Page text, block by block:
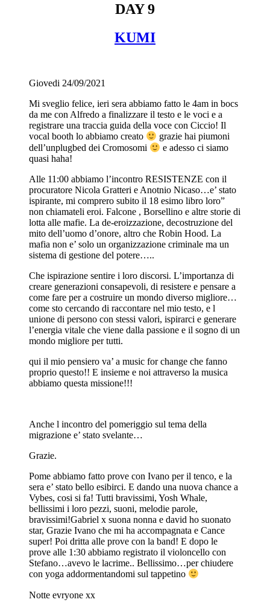
DAY 9
KUMI
Giovedi 24/09/2021
Mi sveglio felice, ieri sera abbiamo fatto le 4am in bocs
da me con Alfredo a finalizzare il testo e le voci e a
registrare una traccia guida della voce con Ciccio! Il
vocal booth lo abbiamo creato
grazie hai piumoni
dell’unplugbed dei Cromosomi
e adesso ci siamo
quasi haha!
Alle 11:00 abbiamo l’incontro RESISTENZE con il
procuratore Nicola Gratteri e Anotnio Nicaso…e’ stato
ispirante, mi comprero subito il 18 esimo libro loro”
non chiamateli eroi. Falcone , Borsellino e altre storie di
lotta alle mafie. La de-eroizzazione, decostruzione del
mito dell’uomo d’onore, altro che Robin Hood. La
mafia non e’ solo un organizzazione criminale ma un
sistema di gestione del potere…..
Che ispirazione sentire i loro discorsi. L’importanza di
creare generazioni consapevoli, di resistere e pensare a
come fare per a costruire un mondo diverso migliore…
come sto cercando di raccontare nel mio testo, e l
unione di persono con stessi valori, ispirarci e generare
l’energia vitale che viene dalla passione e il sogno di un
mondo migliore per tutti.
qui il mio pensiero va’ a music for change che fanno
proprio questo!! E insieme e noi attraverso la musica
abbiamo questa missione!!!
Anche l incontro del pomeriggio sul tema della
migrazione e’ stato svelante…
Grazie.
Pome abbiamo fatto prove con Ivano per il tenco, e la
sera e’ stato bello esibirci. E dando una nuova chance a
Vybes, cosi si fa! Tutti bravissimi, Yosh Whale,
bellissimi i loro pezzi, suoni, melodie parole,
bravissimi!Gabriel x suona nonna e david ho suonato
star, Grazie Ivano che mi ha accompagnata e Cance
super! Poi dritta alle prove con la band! E dopo le
prove alle 1:30 abbiamo registrato il violoncello con
Stefano…avevo le lacrime.. Bellissimo…per chiudere
con yoga addormentandomi sul tappetino
Notte evryone xx